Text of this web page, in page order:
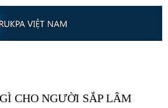
Nhảy
nội
dung
CHO NGƯỜI SẮP LÂM